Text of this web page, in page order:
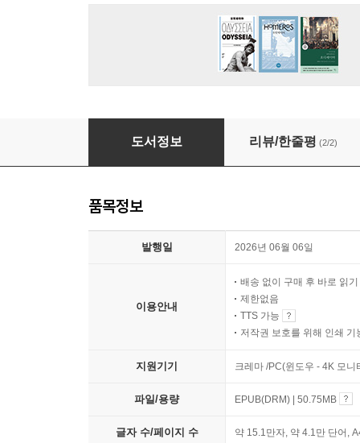
조류독감이 온다
도서정보 리뷰/한줄평 (2/2)
품목정보
발행일 2026년 06월 06일
이용안내
배송 없이 구매 후 바로 읽기
제한없음
TTS 가능
저작권 보호를 위해 인쇄 기
지원기기 크레마 /PC(윈도우 - 4K 모
파일/용량 EPUB(DRM) | 50.75MB
글자 수/페이지 수 약 15.1만자, 약 4.1만 단어,